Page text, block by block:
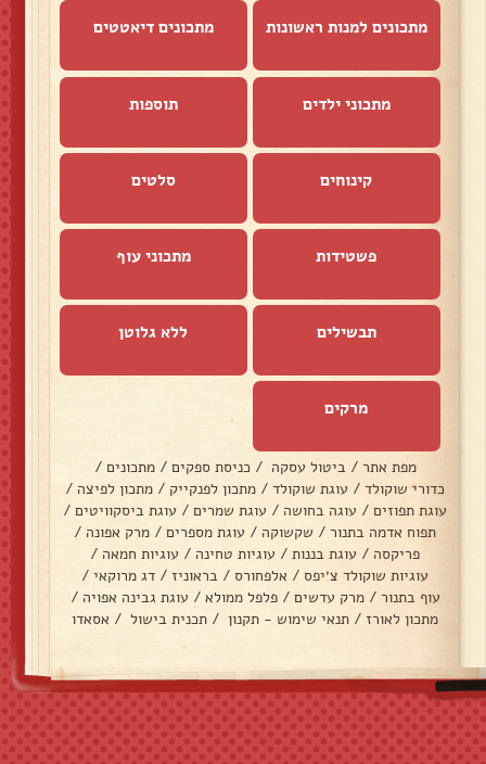
מתכונים למנות ראשונות מתכונים דיאטטים
מתכוני ילדים תוספות
קינוחים סלטים
פשטידות מתכוני עוף
תבשילים ללא גלוטן
מרקים
מפת אתר / ביטול עסקה / כניסת ספקים / מתכונים /
כדורי שוקולד / עוגת שוקולד / מתכון לפנקייק / מתכון לפיצה /
עוגת תפוזים / עוגה בחושה / עוגת שמרים / עוגת ביסקוויטים /
תפוח אדמה בתנור / שקשוקה / עוגת מספרים / מרק אפונה /
פריקסה / עוגת בננות / עוגיות טחינה / עוגיות חמאה /
עוגיות שוקולד צ׳יפס / אלפחורס / בראוניז / דג מרוקאי /
עוף בתנור / מרק עדשים / פלפל ממולא / עוגת גבינה אפויה /
מתכון לאורז / תנאי שימוש - תקנון / תכנית בישול / אסאדו